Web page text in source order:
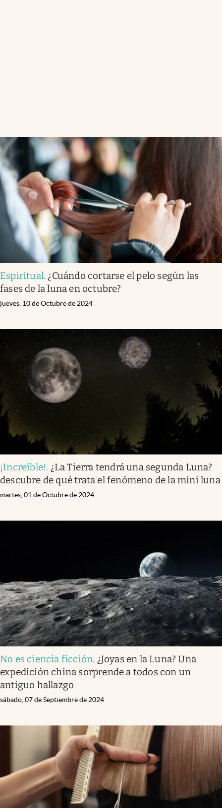
Espiritual. ¿Cuándo cortarse el pelo según las
fases de la luna en octubre?
jueves, 10 de Octubre de 2024
¡Increíble!. ¿La Tierra tendrá una segunda Luna?
descubre de qué trata el fenómeno de la mini luna
martes, 01 de Octubre de 2024
No es ciencia ficción. ¿Joyas en la Luna? Una
expedición china sorprende a todos con un
antiguo hallazgo
sábado, 07 de Septiembre de 2024